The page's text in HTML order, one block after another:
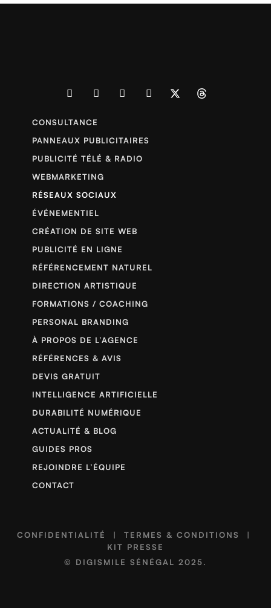
CONSULTANCE
PANNEAUX PUBLICITAIRES
PUBLICITÉ TÉLÉ & RADIO
WEBMARKETING
RÉSEAUX SOCIAUX
ÉVÉNEMENTIEL
CRÉATION DE SITE WEB
PUBLICITÉ EN LIGNE
RÉFÉRENCEMENT NATUREL
DIRECTION ARTISTIQUE
FORMATIONS / COACHING
PERSONAL BRANDING
À PROPOS DE L’AGENCE
RÉFÉRENCES & AVIS
DEVIS GRATUIT
INTELLIGENCE ARTIFICIELLE
DURABILITÉ NUMÉRIQUE
ACTUALITÉ & BLOG
GUIDES PROS
REJOINDRE L’ÉQUIPE
CONTACT
CONFIDENTIALITÉ | TERMES & CONDITIONS
|
KIT PRESSE
© DIGISMILE SÉNÉGAL 2025.